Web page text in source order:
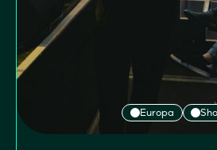
Europa